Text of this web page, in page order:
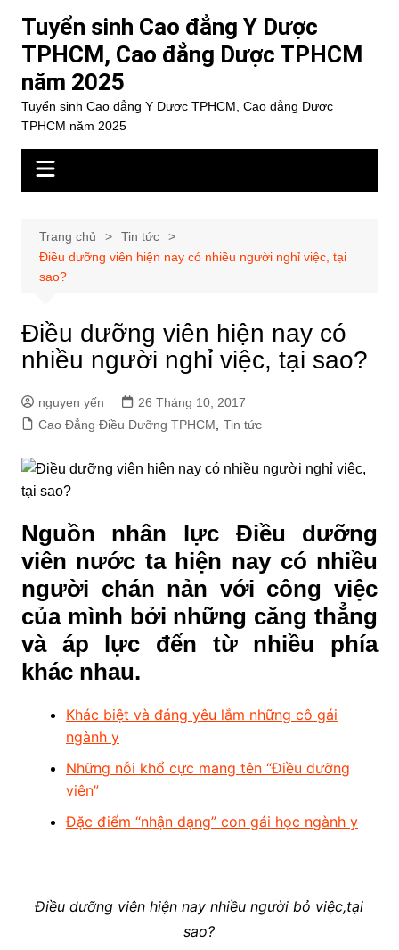
dung
Tuyển sinh Cao đẳng Y Dược
TPHCM, Cao đẳng Dược TPHCM
năm 2025
Tuyển sinh Cao đẳng Y Dược TPHCM, Cao đẳng Dược
TPHCM năm 2025
Trang chủ
Tin tức
Điều dưỡng viên hiện nay có nhiều người nghỉ việc, tại
sao?
Điều dưỡng viên hiện nay có
nhiều người nghỉ việc, tại sao?
nguyen yến
26 Tháng 10, 2017
Cao Đẳng Điều Dưỡng TPHCM
Tin tức
Nguồn nhân lực Điều dưỡng
viên nước ta hiện nay có nhiều
người chán nản với công việc
của mình bởi những căng thẳng
và áp lực đến từ nhiều phía
khác nhau.
Khác biệt và đáng yêu lắm những cô gái
ngành y
Những nỗi khổ cực mang tên “Điều dưỡng
viên”
Đặc điểm “nhận dạng” con gái học ngành y
Điều dưỡng viên hiện nay nhiều người bỏ việc,tại
sao?